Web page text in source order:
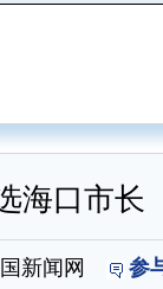
海口市长
国新闻网
参